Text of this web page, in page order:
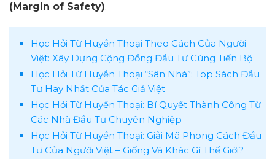
(Margin of Safety).
Học Hỏi Từ Huyền Thoại Theo Cách Của Người
Việt: Xây Dựng Cộng Đồng Đầu Tư Cùng Tiến Bộ
Học Hỏi Từ Huyền Thoại “Sân Nhà”: Top Sách Đầu
Tư Hay Nhất Của Tác Giả Việt
Học Hỏi Từ Huyền Thoại: Bí Quyết Thành Công Từ
Các Nhà Đầu Tư Chuyên Nghiệp
Học Hỏi Từ Huyền Thoại: Giải Mã Phong Cách Đầu
Tư Của Người Việt – Giống Và Khác Gì Thế Giới?